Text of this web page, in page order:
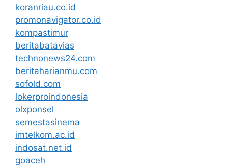
koranriau.co.id
promonavigator.co.id
kompastimur
beritabatavias
technonews24.com
beritaharianmu.com
sofold.com
lokerproindonesia
olxponsel
semestasinema
imtelkom.ac.id
indosat.net.id
goaceh